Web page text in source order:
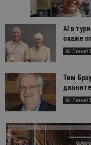
AI в
окаже
AI Travel
Тим
AI Travel